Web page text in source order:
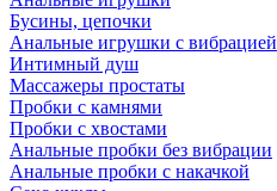
Бусины, цепочки
Анальные игрушки с вибрацией
Интимный душ
Массажеры простаты
Пробки с камнями
Пробки с хвостами
Анальные пробки без вибрации
Анальные пробки с накачкой